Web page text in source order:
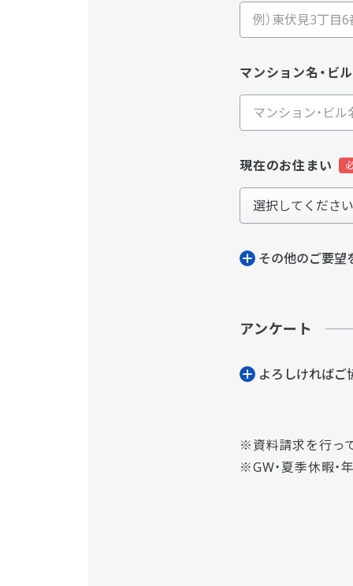
マンション名・ビ
現在のお住まい
その他のご要望
アンケート
よろしければご
資料請求を行っ
GW・夏季休暇